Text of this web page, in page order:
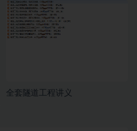
全套隧道工程讲义